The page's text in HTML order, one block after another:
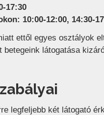
17:30
10:00-12:00, 14:30-
ettől egyes osztályok
látogatása
legfeljebb két látogató